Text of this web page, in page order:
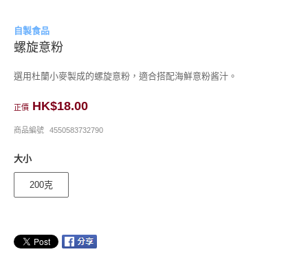
自製食品
螺旋意粉
選用杜蘭小麥製成的螺旋意粉，適合搭配海鮮意粉酱汁。
正價 HK$18.00
商品編號 4550583732790
大小
200克